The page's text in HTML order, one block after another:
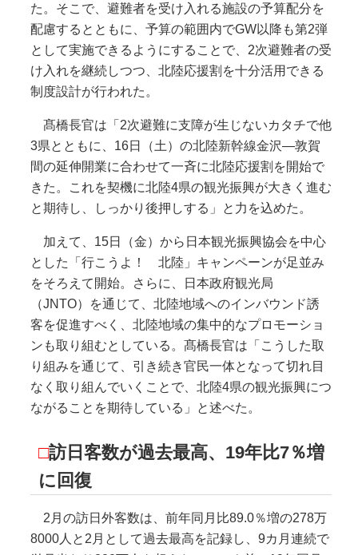
た。そこで、避難者を受け入れる施設の予算配分を
配慮するとともに、予算の範囲内でGW以降も第2弾
として実施できるようにすることで、2次避難者の受
け入れを継続しつつ、北陸応援割を十分活用できる
制度設計が行われた。
髙橋長官は「2次避難に支障が生じないカタチで他
3県とともに、16日（土）の北陸新幹線金沢―敦賀
間の延伸開業に合わせて一斉に北陸応援割を開始で
きた。これを契機に北陸4県の観光振興が大きく進む
と期待し、しっかり後押しする」と力を込めた。
加えて、15日（金）から日本観光振興協会を中心
とした「行こうよ！ 北陸」キャンペーンが足並み
をそろえて開始。さらに、日本政府観光局
（JNTO）を通じて、北陸地域へのインバウンド誘
客を促進すべく、北陸地域の集中的なプロモーショ
ンも取り組むとしている。髙橋長官は「こうした取
り組みを通じて、引き続き官民一体となって切れ目
なく取り組んでいくことで、北陸4県の観光振興につ
ながることを期待している」と述べた。
□訪日客数が過去最高、19年比7％増
に回復
2月の訪日外客数は、前年同月比89.0％増の278万
8000人と2月として過去最高を記録し、9カ月連続で